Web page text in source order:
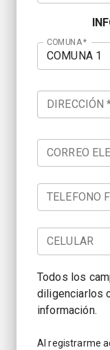
COMUNA*
COMUNA 1
DIRECCIÓN
CORREO
TELEFONO
CELULAR
Todos los
diligenciarlos
información.
Al registrarme